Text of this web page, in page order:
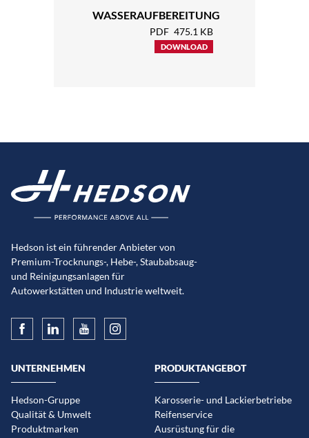
WASSERAUFBEREITUNG
PDF 475.1 KB
DOWNLOAD
Hedson ist ein führender Anbieter von
Premium-Trocknungs-, Hebe-, Staubabsaug-
und Reinigungsanlagen für
Autowerkstätten und Industrie weltweit.
UNTERNEHMEN
Hedson-Gruppe
Qualität & Umwelt
Produktmarken
PRODUKTANGEBOT
Karosserie- und Lackierbetriebe
Reifenservice
Ausrüstung für die